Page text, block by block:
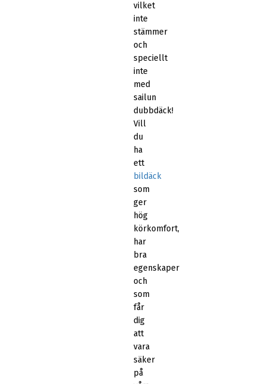
vilket
inte
stämmer
och
speciellt
inte
med
sailun
dubbdäck!
Vill
du
ha
ett
bildäck
som
ger
hög
körkomfort,
har
bra
egenskaper
och
som
får
dig
att
vara
säker
på